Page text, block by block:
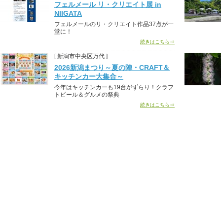
フェルメール リ・クリエイト展 in
NIIGATA
フェルメールのリ・クリエイト作品37点が一
堂に！
続きはこちら⇒
[ 新潟市中央区万代 ]
2026新潟まつり～夏の陣・CRAFT＆
キッチンカー大集合～
今年はキッチンカーも19台がずらり！クラフ
トビール＆グルメの祭典
続きはこちら⇒